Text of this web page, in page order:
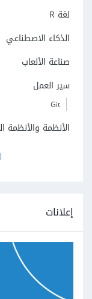
لغة R
الذكاء الاصطناعي
صناعة الألعاب
سير العمل
Git
الأنظمة والأنظمة
إعلانات